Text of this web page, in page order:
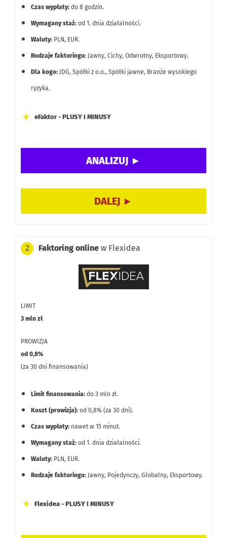
Czas wypłaty: do 8 godzin.
Wymagany staż: od 1. dnia działalności.
Waluty: PLN, EUR.
Rodzaje faktoringu: Jawny, Cichy, Odwrotny, Eksportowy.
Dla kogo: JDG, Spółki z o.o., Spółki jawne, Branże wysokiego
ryzyka.
eFaktor - PLUSY I MINUSY
oraz za zmiany w umowie.
Możliwość finansowania firm od pierwszego dnia
działalności, także w branżach wysokiego ryzyka (np.
transport, budownictwo).
Czas wypłaty środków (do 24h) jest dłuższy niż w firmach
oferujących automatyczny faktoring online w 15 minut.
Oferta skierowana głównie do firm o większych
2 Faktoring online w Flexidea
LIMIT
3 mln zł
PROWIZJA
od 0,8%
(za 30 dni finansowania)
Limit finansowania: do 3 mln zł.
Koszt (prowizja): od 0,8% (za 30 dni).
Czas wypłaty: nawet w 15 minut.
Wymagany staż: od 1. dnia działalności.
Waluty: PLN, EUR.
Rodzaje faktoringu: Jawny, Pojedynczy, Globalny, Eksportowy.
Flexidea - PLUSY I MINUSY